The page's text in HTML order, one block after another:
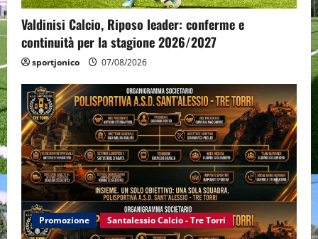
Valdinisi Calcio, Riposo leader: conferme e
continuità per la stagione 2026/2027
sportjonico 07/08/2026
Promozione Santalessio Calcio - Tre Torri